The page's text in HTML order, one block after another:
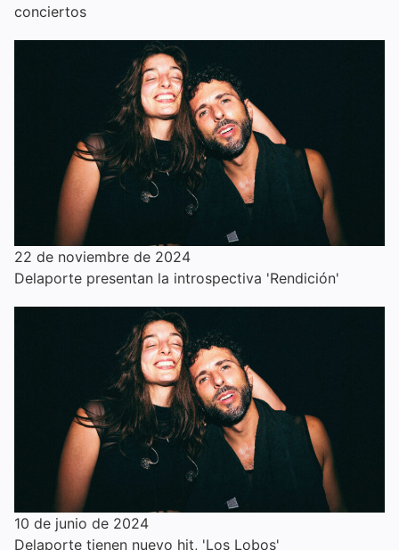
conciertos
22 de noviembre de 2024
Delaporte presentan la introspectiva 'Rendición'
10 de junio de 2024
Delaporte tienen nuevo hit, 'Los Lobos'